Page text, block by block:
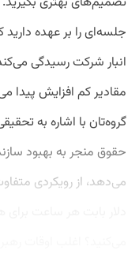
جلسه‌ای را بر عهده
انبار شرکت رسیدگی
مقادیر کم افزایش پیدا
گروه‌تان با اشاره به
حقوق منجر به بهبود
می‌دهد، از رویکردی